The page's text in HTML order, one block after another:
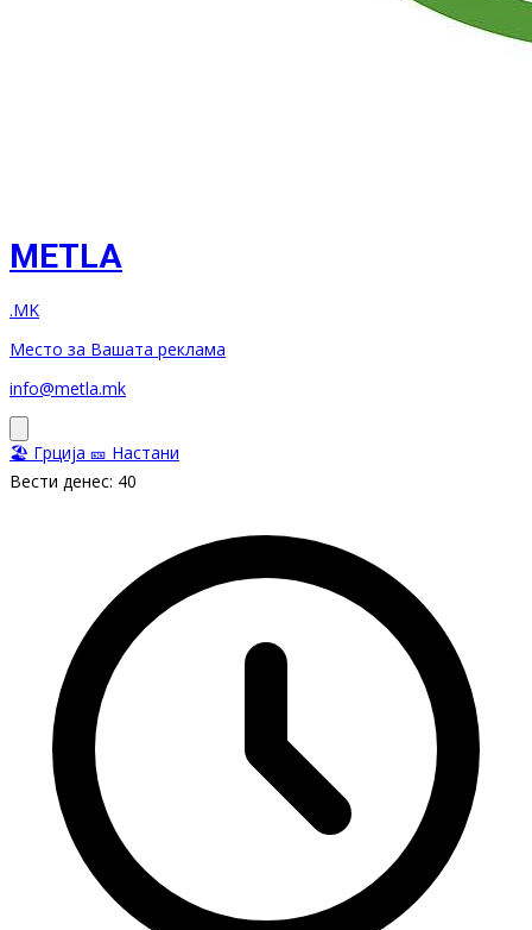
METLA
.MK
Место за Вашата реклама
info@metla.mk
🏖️ Грција 🎫 Настани
Вести денес: 40